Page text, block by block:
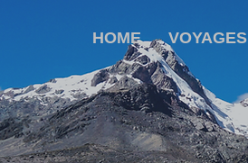
HOME VOYAGES